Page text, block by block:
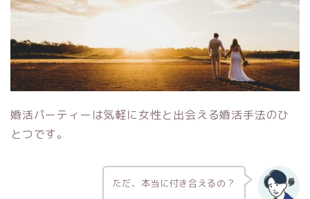
婚活パーティーは気軽に女性と出会える婚活手法のひ
とつです。
ただ、本当に付き合えるの？